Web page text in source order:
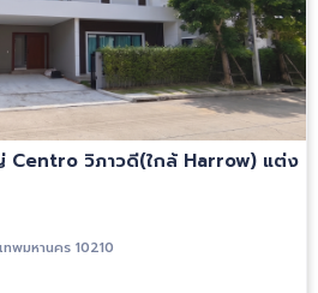
Centro วิภาวดี(ใกล้ Harrow) แต่ง
พมหานคร 10210